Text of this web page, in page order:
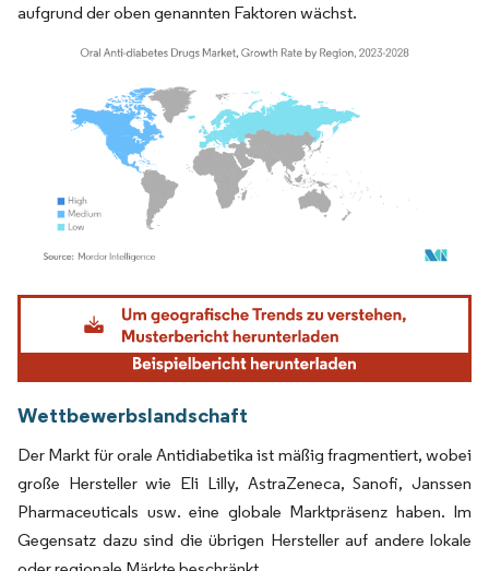
aufgrund der oben genannten Faktoren wächst.
Bild © Mordor Intelligence. Wiederverwendung erfordert Namensnennung gemäß
Wettbewerbslandschaft
Der Markt für orale Antidiabetika ist mäßig fragmentiert, wobei
große Hersteller wie Eli Lilly, AstraZeneca, Sanofi, Janssen
Pharmaceuticals usw. eine globale Marktpräsenz haben. Im
Gegensatz dazu sind die übrigen Hersteller auf andere lokale